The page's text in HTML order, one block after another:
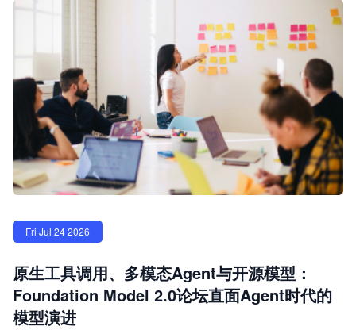
Fri Jul 24 2026
原生工具调用、多模态Agent与开源模型：
Foundation Model 2.0论坛直面Agent时代的
模型演进